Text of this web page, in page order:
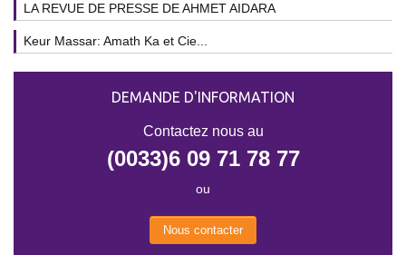
LA REVUE DE PRESSE DE AHMET AIDARA
Keur Massar: Amath Ka et Cie...
DEMANDE D'INFORMATION
Contactez nous au
(0033)6 09 71 78 77
ou
Nous contacter